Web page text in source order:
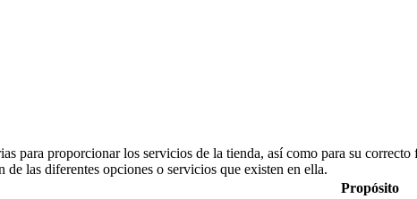
para proporcionar los servicios de la tienda, así como para su
las diferentes opciones o servicios que existen en ella.
Propósito